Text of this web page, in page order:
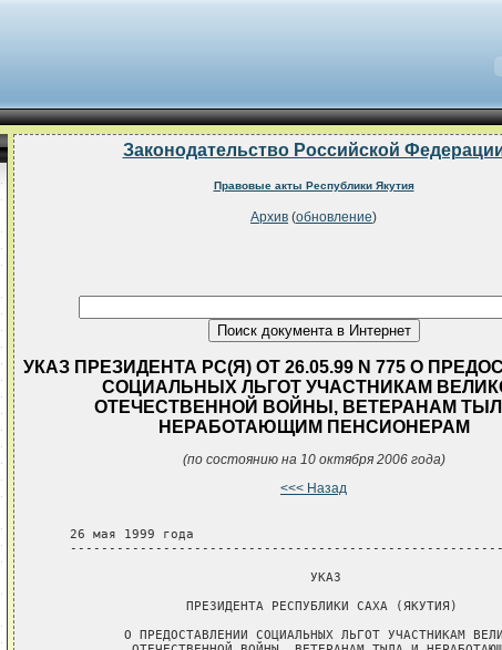
Законодательство Российской
Правовые акты Республики Якутия
Архив (обновление)
УКАЗ ПРЕЗИДЕНТА РС(Я) ОТ 26.05.99 N 775 О
СОЦИАЛЬНЫХ ЛЬГОТ УЧАСТНИКАМ
ОТЕЧЕСТВЕННОЙ ВОЙНЫ, ВЕТЕРАНАМ
НЕРАБОТАЮЩИМ ПЕНСИОНЕРАМ
(по состоянию на 10 октября 2006 года)
<<< Назад
26 мая 1999 года
                                  УКАЗ
                  ПРЕЗИДЕНТА РЕСПУБЛИКИ САХА (ЯКУТИЯ)
О ПРЕДОСТАВЛЕНИИ СОЦИАЛЬНЫХ ЛЬГОТ УЧАСТНИКАМ